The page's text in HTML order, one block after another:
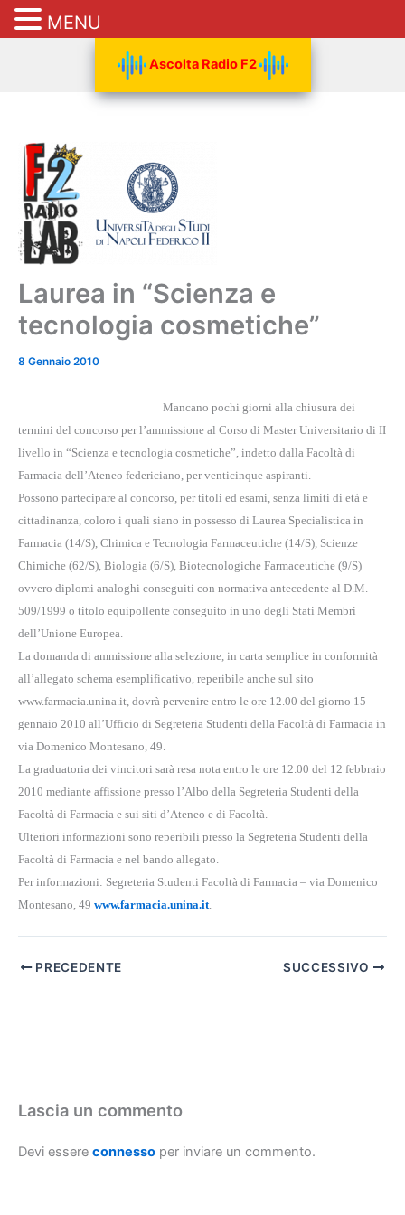
Ascolta Radio F2
Laurea in “Scienza e
tecnologia cosmetiche”
8 Gennaio 2010
Mancano pochi giorni alla chiusura dei
termini del concorso per l’ammissione al Corso di Master Universitario di II
livello in “Scienza e tecnologia cosmetiche”, indetto dalla Facoltà di
Farmacia dell’Ateneo federiciano, per venticinque aspiranti.
Possono partecipare al concorso, per titoli ed esami, senza limiti di età e
cittadinanza, coloro i quali siano in possesso di Laurea Specialistica in
Farmacia (14/S), Chimica e Tecnologia Farmaceutiche (14/S), Scienze
Chimiche (62/S), Biologia (6/S), Biotecnologiche Farmaceutiche (9/S)
ovvero diplomi analoghi conseguiti con normativa antecedente al D.M.
509/1999 o titolo equipollente conseguito in uno degli Stati Membri
dell’Unione Europea.
La domanda di ammissione alla selezione, in carta semplice in conformità
all’allegato schema esemplificativo, reperibile anche sul sito
www.farmacia.unina.it, dovrà pervenire entro le ore 12.00 del giorno 15
gennaio 2010 all’Ufficio di Segreteria Studenti della Facoltà di Farmacia in
via Domenico Montesano, 49.
La graduatoria dei vincitori sarà resa nota entro le ore 12.00 del 12 febbraio
2010 mediante affissione presso l’Albo della Segreteria Studenti della
Facoltà di Farmacia e sui siti d’Ateneo e di Facoltà.
Ulteriori informazioni sono reperibili presso la Segreteria Studenti della
Facoltà di Farmacia e nel bando allegato.
Per informazioni: Segreteria Studenti Facoltà di Farmacia – via Domenico
Montesano, 49 www.farmacia.unina.it.
PRECEDENTE SUCCESSIVO
Lascia un commento
Devi essere connesso per inviare un commento.
MENU